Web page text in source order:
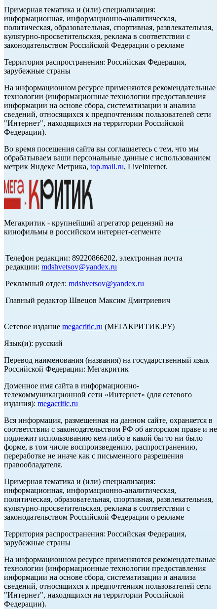
Примерная тематика и (или) специализация:
информационная, информационно-аналитическая,
политическая, образовательная, спортивная, развлекательная,
культурно-просветительская, реклама в соответствии с
законодательством Российской Федерации о рекламе
Территория распространения: Российская Федерация,
зарубежные страны
На информационном ресурсе применяются рекомендательные
технологии (информационные технологии предоставления
информации на основе сбора, систематизации и анализа
сведений, относящихся к предпочтениям пользователей сети
"Интернет", находящихся на территории Российской
Федерации).
Во время посещения сайта вы соглашаетесь с тем, что мы
обрабатываем ваши персональные данные с использованием
метрик Яндекс Метрика, top.mail.ru, LiveInternet.
Мегакритик - крупнейший агрегатор рецензий на
кинофильмы в российском интернет-сегменте
Телефон редакции: 89220866202, электронная почта
редакции: mdshvetsov@yandex.ru
Рекламный отдел: mdshvetsov@yandex.ru
Главный редактор Швецов Максим Дмитриевич
Сетевое издание megacritic.ru (МЕГАКРИТИК.РУ)
Язык(и): русский
Перевод наименования (названия) на государственный язык
Российской Федерации: Мегакритик
Доменное имя сайта в информационно-
телекоммуникационной сети «Интернет» (для сетевого
издания): megacritic.ru
Вся информация, размещенная на данном сайте, охраняется в
соответствии с законодательством РФ об авторском праве и не
подлежит использованию кем-либо в какой бы то ни было
форме, в том числе воспроизведению, распространению,
переработке не иначе как с письменного разрешения
правообладателя.
Примерная тематика и (или) специализация:
информационная, информационно-аналитическая,
политическая, образовательная, спортивная, развлекательная,
культурно-просветительская, реклама в соответствии с
законодательством Российской Федерации о рекламе
Территория распространения: Российская Федерация,
зарубежные страны
На информационном ресурсе применяются рекомендательные
технологии (информационные технологии предоставления
информации на основе сбора, систематизации и анализа
сведений, относящихся к предпочтениям пользователей сети
"Интернет", находящихся на территории Российской
Федерации).